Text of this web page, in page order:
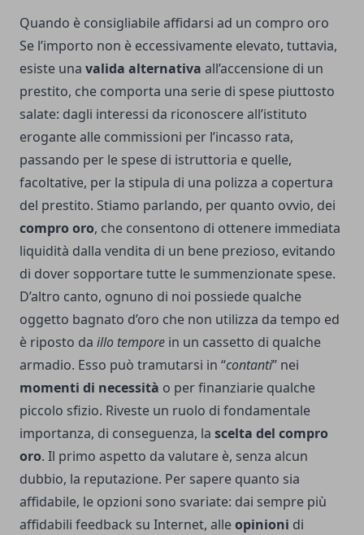
Quando è consigliabile affidarsi ad un compro oro
Se l’importo non è eccessivamente elevato, tuttavia,
esiste una valida alternativa all’accensione di un
prestito, che comporta una serie di spese piuttosto
salate: dagli interessi da riconoscere all’istituto
erogante alle commissioni per l’incasso rata,
passando per le spese di istruttoria e quelle,
facoltative, per la stipula di una polizza a copertura
del prestito. Stiamo parlando, per quanto ovvio, dei
compro oro, che consentono di ottenere immediata
liquidità dalla vendita di un bene prezioso, evitando
di dover sopportare tutte le summenzionate spese.
D’altro canto, ognuno di noi possiede qualche
oggetto bagnato d’oro che non utilizza da tempo ed
è riposto da illo tempore in un cassetto di qualche
armadio. Esso può tramutarsi in “contanti” nei
momenti di necessità o per finanziarie qualche
piccolo sfizio. Riveste un ruolo di fondamentale
importanza, di conseguenza, la scelta del compro
oro. Il primo aspetto da valutare è, senza alcun
dubbio, la reputazione. Per sapere quanto sia
affidabile, le opzioni sono svariate: dai sempre più
affidabili feedback su Internet, alleopinioni di